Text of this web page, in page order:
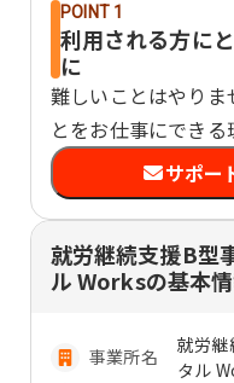
POINT 1
利用される方に
に
難しいことはやりま
とをお仕事にできる
サポー
就労継続支援B型
ル Worksの基本
事業所名
就労
タル